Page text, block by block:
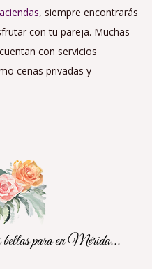
, siempre encontrarás
con tu pareja. Muchas
con servicios
cenas privadas y
bellas para en Mérida...